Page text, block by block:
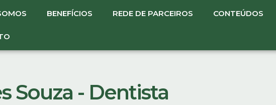
BENEFÍCIOS REDE DE PARCEIROS CONTEÚDOS
Souza - Dentista